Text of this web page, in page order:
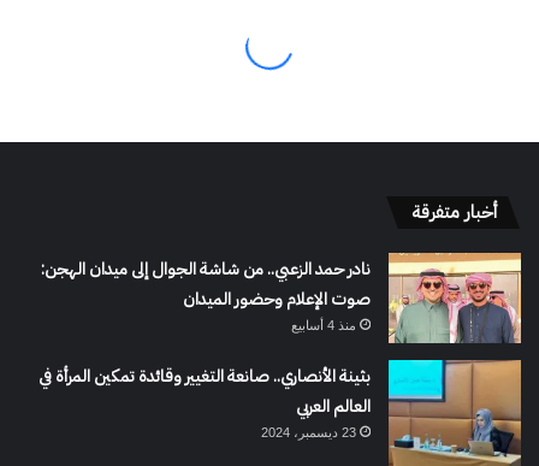
أخبار متفرقة
نادر حمد الزعبي.. من شاشة الجوال إلى ميدان الهجن:
صوت الإعلام وحضور الميدان
منذ 4 أسابيع
بثينة الأنصاري.. صانعة التغيير وقائدة تمكين المرأة في
العالم العربي
23 ديسمبر، 2024